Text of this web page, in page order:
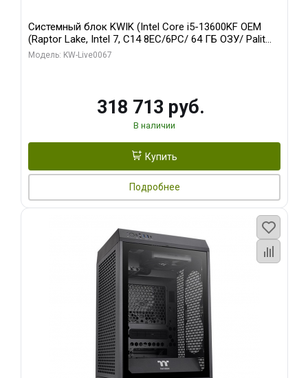
Системный блок KWIK (Intel Core i5-13600KF OEM
(Raptor Lake, Intel 7, C14 8EC/6PC/ 64 ГБ ОЗУ/ Palit
RTX5080 GAMINGPRO OC 16GB GDDR7 256bit 3xDP
Модель: KW-Live0067
318 713 руб.
В наличии
Купить
Подробнее